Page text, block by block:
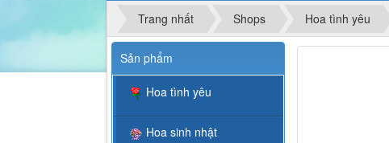
Trang nhất Shops Hoa tình yêu
Sản phẩm
Hoa tình yêu
Hoa sinh nhật